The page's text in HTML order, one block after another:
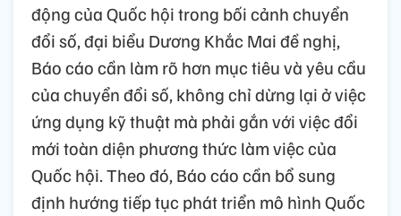
động của Quốc hội trong bối cảnh chuyển
đổi số, đại biểu Dương Khắc Mai đề nghị,
Báo cáo cần làm rõ hơn mục tiêu và yêu cầu
của chuyển đổi số, không chỉ dừng lại ở việc
ứng dụng kỹ thuật mà phải gắn với việc đổi
mới toàn diện phương thức làm việc của
Quốc hội. Theo đó, Báo cáo cần bổ sung
định hướng tiếp tục phát triển mô hình Quốc